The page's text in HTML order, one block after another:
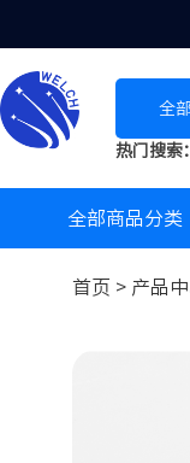
全部
热门搜索：
全部商品分类
首页 > 产品